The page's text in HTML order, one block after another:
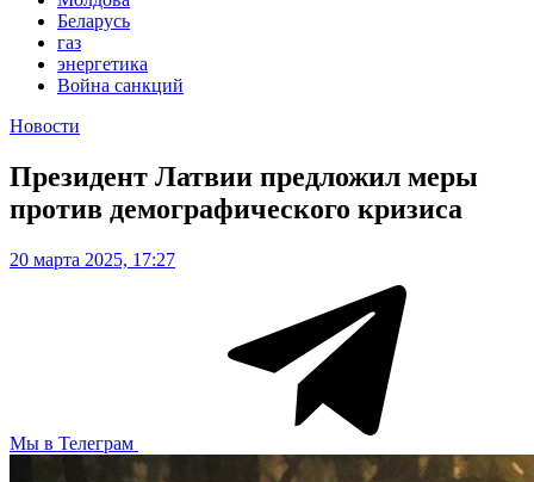
Беларусь
газ
энергетика
Война санкций
Новости
Президент Латвии предложил меры
против демографического кризиса
20 марта 2025, 17:27
Мы в Телеграм